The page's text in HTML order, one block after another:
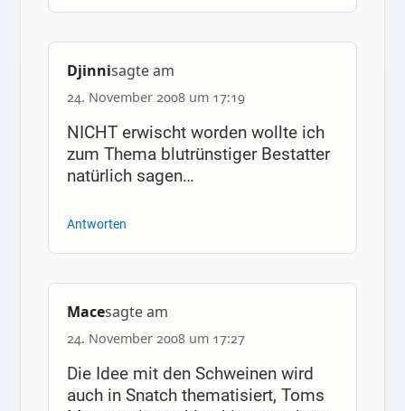
Djinnisagte am
24. November 2008 um 17:19
NICHT erwischt worden wollte ich
zum Thema blutrünstiger Bestatter
natürlich sagen…
Antworten
Macesagte am
24. November 2008 um 17:27
Die Idee mit den Schweinen wird
auch in Snatch thematisiert, Toms